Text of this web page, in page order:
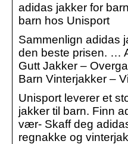
adidas jakker for
barn hos Unisport
Sammenlign adidas
den beste prisen. …
Gutt Jakker –
Barn Vinterjakker –
Unisport leverer et
jakker til barn. Finn
vær- Skaff deg
regnakke og